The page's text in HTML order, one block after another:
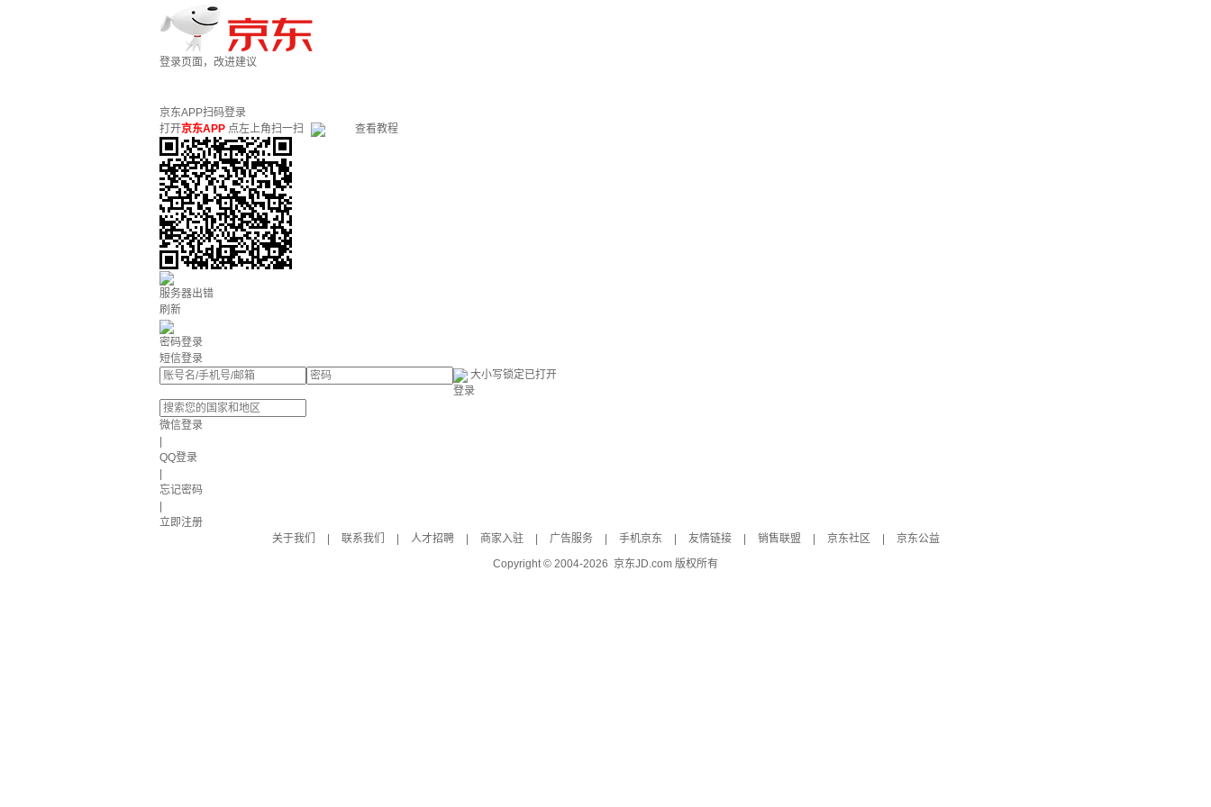
登录页面，改进建议
京东APP扫码登录
打开京东APP 点左上角扫一扫 查看教程
服务器出错
刷新
密码登录
短信登录
大小写锁定已打开
登录
微信登录
QQ登录
忘记密码
立即注册
关于我们
联系我们 人才招聘 商家入驻 广告服务 手机京东 友情链接 销售联盟 京东社区
京东公益
Copyright © 2004-2026 京东JD.com 版权所有